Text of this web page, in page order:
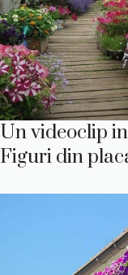
Un videoclip
Figuri din